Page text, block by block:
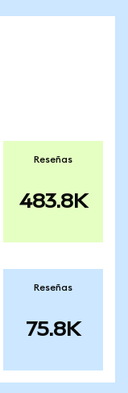
Reseñas
483.8K
Reseñas
75.8K